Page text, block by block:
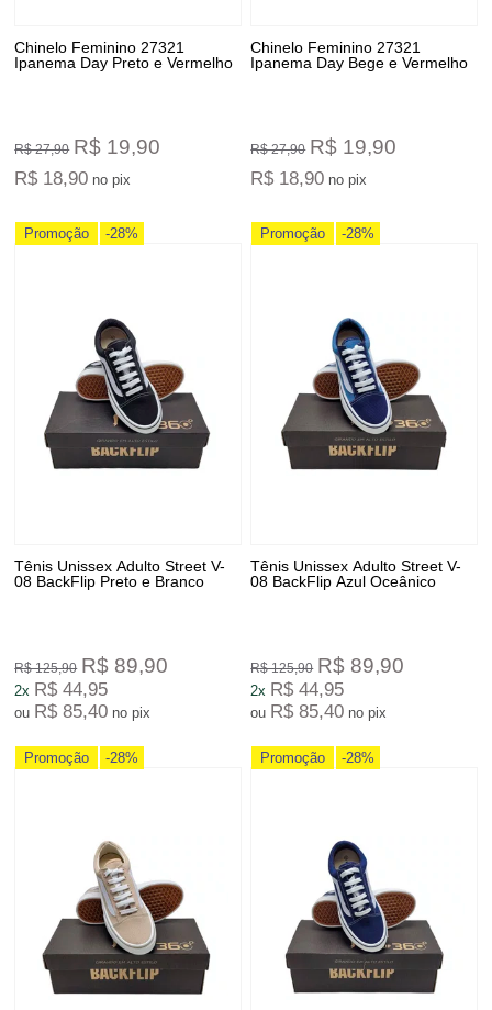
Chinelo Feminino 27321
Ipanema Day Preto e Vermelho
R$ 27,90 R$ 19,90
R$ 18,90 no pix
Chinelo Feminino 27321
Ipanema Day Bege e Vermelho
R$ 27,90 R$ 19,90
R$ 18,90 no pix
Promoção -28%
Tênis Unissex Adulto Street V-
08 BackFlip Preto e Branco
R$ 125,90 R$ 89,90
2x R$ 44,95
ou R$ 85,40 no pix
Promoção -28%
Tênis Unissex Adulto Street V-
08 BackFlip Azul Oceânico
R$ 125,90 R$ 89,90
2x R$ 44,95
ou R$ 85,40 no pix
Promoção -28% Promoção -28%